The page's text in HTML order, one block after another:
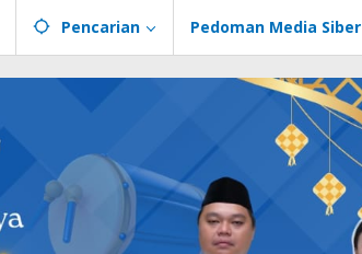
Pencarian Pedoman Media Siber